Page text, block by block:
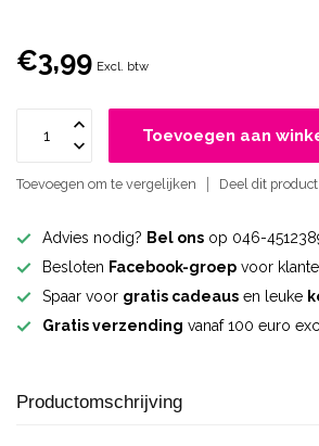
€3,99 Excl. btw
Toevoegen aan
Toevoegen om te vergelijken Deel dit product
Advies nodig? Bel ons op 046-
Besloten Facebook-groep voor
Spaar voor gratis cadeaus en leuke
Gratis verzending vanaf 100 euro
Productomschrijving